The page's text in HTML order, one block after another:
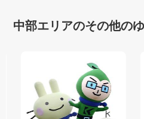
中部エリアのその他の